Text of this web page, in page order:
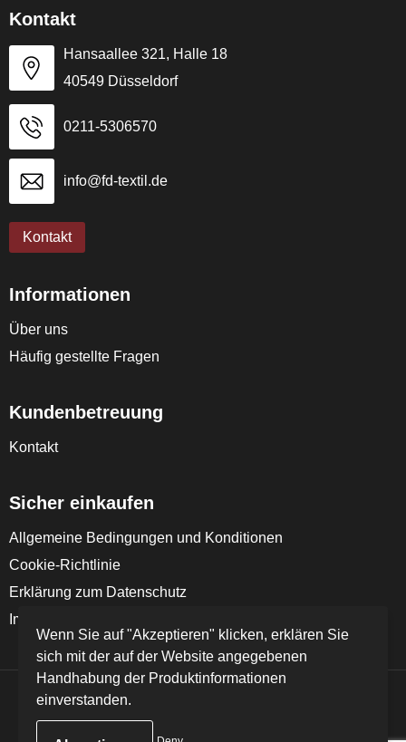
Kontakt
Hansaallee 321, Halle 18
40549 Düsseldorf
0211-5306570
info@fd-textil.de
Kontakt
Informationen
Über uns
Häufig gestellte Fragen
Kundenbetreuung
Kontakt
Sicher einkaufen
Allgemeine Bedingungen und Konditionen
Cookie-Richtlinie
Erklärung zum Datenschutz
Impressum
© Copyright FD Textil GmbH & Co. KG 2024
Wenn Sie auf "Akzeptieren" klicken, erklären Sie
sich mit der auf der Website angegebenen
Handhabung der Produktinformationen
einverstanden.